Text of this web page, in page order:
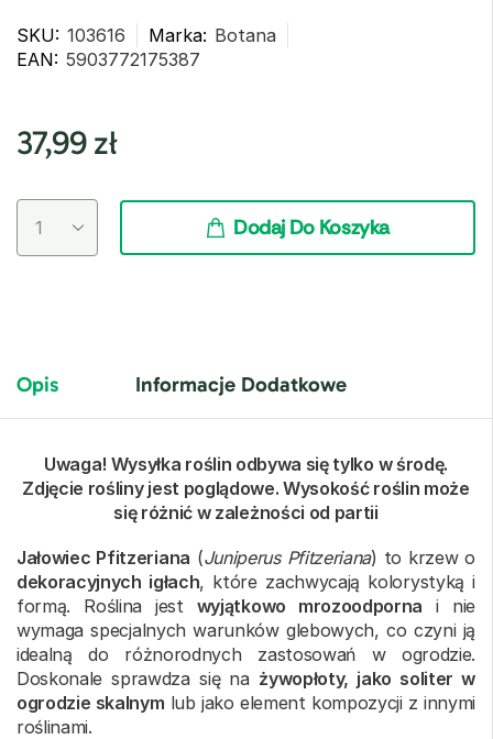
SKU: 103616 Marka: Botana
EAN: 5903772175387
37,99zł
Dodaj Do Koszyka
Opis Informacje Dodatkowe
Uwaga! Wysyłka roślin odbywa się tylko w środę.
Zdjęcie rośliny jest poglądowe. Wysokość roślin może
się różnić w zależności od partii
Jałowiec Pfitzeriana (Juniperus Pfitzeriana) to krzew o
dekoracyjnych igłach, które zachwycają kolorystyką i
formą. Roślina jest wyjątkowo mrozoodporna i nie
wymaga specjalnych warunków glebowych, co czyni ją
idealną do różnorodnych zastosowań w ogrodzie.
Doskonale sprawdza się na żywopłoty, jako soliter w
ogrodzie skalnym lub jako element kompozycji z innymi
roślinami.